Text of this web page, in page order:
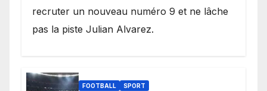
recruter un nouveau numéro 9 et ne lâche
pas la piste Julian Alvarez.
FOOTBALL SPORT